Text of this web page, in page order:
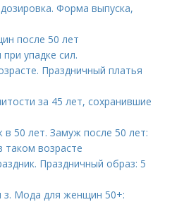
Форма выпуска,
после 50 лет
упадке сил.
Праздничный платья
за 45 лет, сохранившие
50 лет. Замуж после 50 лет:
таком возрасте
Праздничный образ: 5
Мода для женщин 50+: